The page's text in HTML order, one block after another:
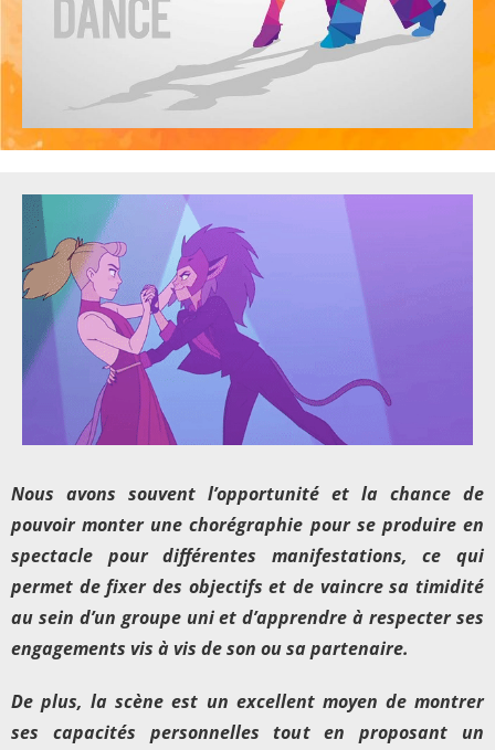
Nous avons souvent l’opportunité et la chance de
pouvoir monter une chorégraphie pour se produire en
spectacle pour différentes manifestations, ce qui
permet de fixer des objectifs et de vaincre sa timidité
au sein d’un groupe uni et d’apprendre à respecter ses
engagements vis à vis de son ou sa partenaire.
De plus, la scène est un excellent moyen de montrer
ses capacités personnelles tout en proposant un